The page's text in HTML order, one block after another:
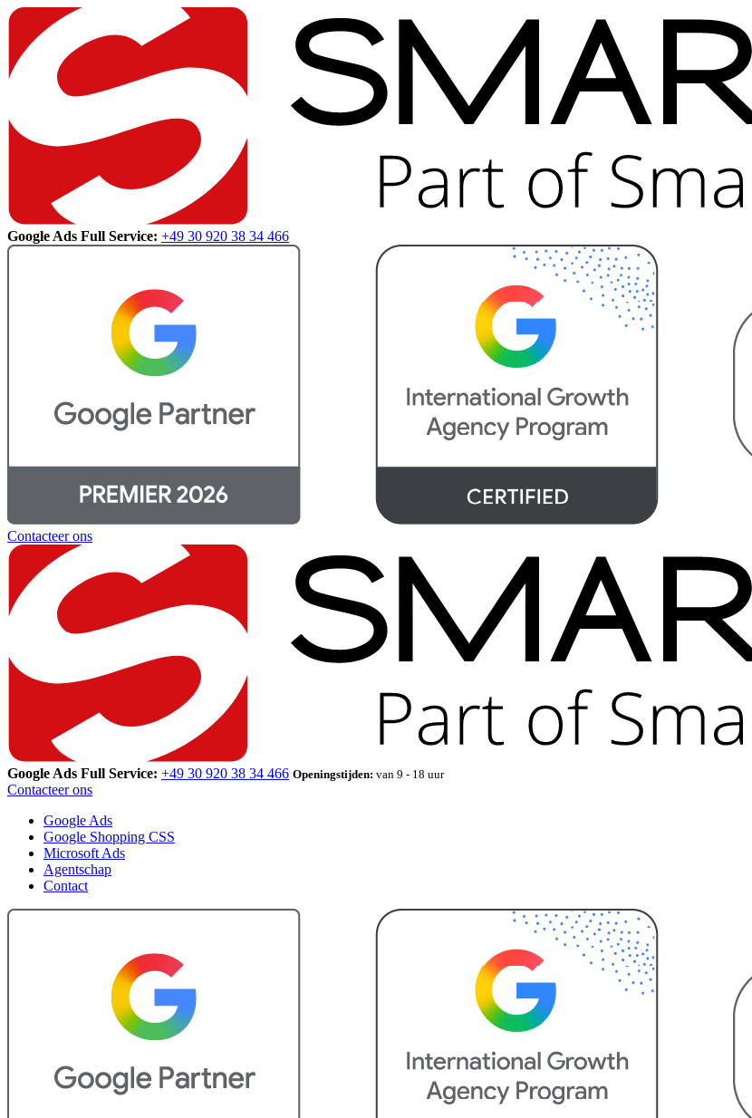
Google Ads Full Service: +49 30 920 38 34 466
Contacteer ons
Google Ads Full Service: +49 30 920 38 34 466 Openingstijden: van 9 - 18 uur
Contacteer ons
Google Ads
Google Shopping CSS
Microsoft Ads
Agentschap
Contact